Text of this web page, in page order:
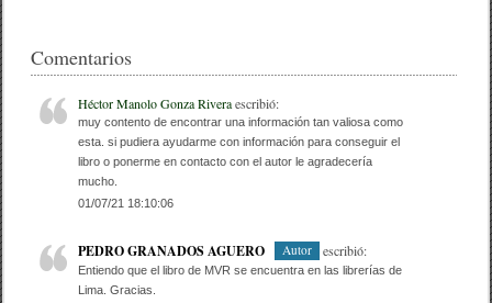
e
b
o
o
k
er
ar
tir
Comentarios
Héctor Manolo Gonza Riveraescribió:
muy contento de encontrar una información tan valiosa como
esta. si pudiera ayudarme con información para conseguir el
libro o ponerme en contacto con el autor le agradecería
mucho.
01/07/21 18:10:06
PEDRO GRANADOS AGUERO Autor escribió:
Entiendo que el libro de MVR se encuentra en las librerías de
Lima. Gracias.